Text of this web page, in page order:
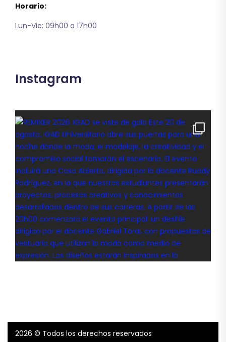
Horario:
Lun-Vie: 09h00 a 17h00
Instagram
2026 © Todos los derechos reservados